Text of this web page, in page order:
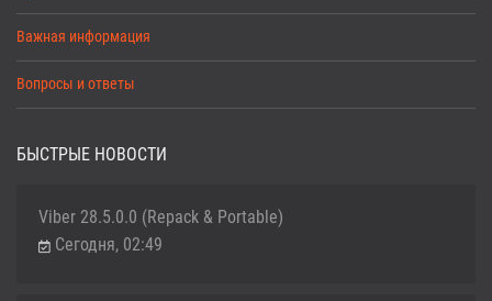
Важная информация
Вопросы и ответы
БЫСТРЫЕ НОВОСТИ
Viber 28.5.0.0 (Repack & Portable)
Сегодня, 02:49